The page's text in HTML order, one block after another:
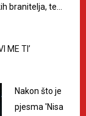
branitelja, te…
ME TI’
Nakon što je
pjesma 'Nisa